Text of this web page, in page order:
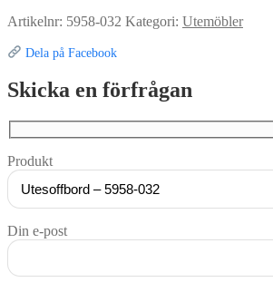
Artikelnr: 5958-032 Kategori: Utemöbler
Dela på Facebook
Skicka en förfrågan
Produkt
Din e-post